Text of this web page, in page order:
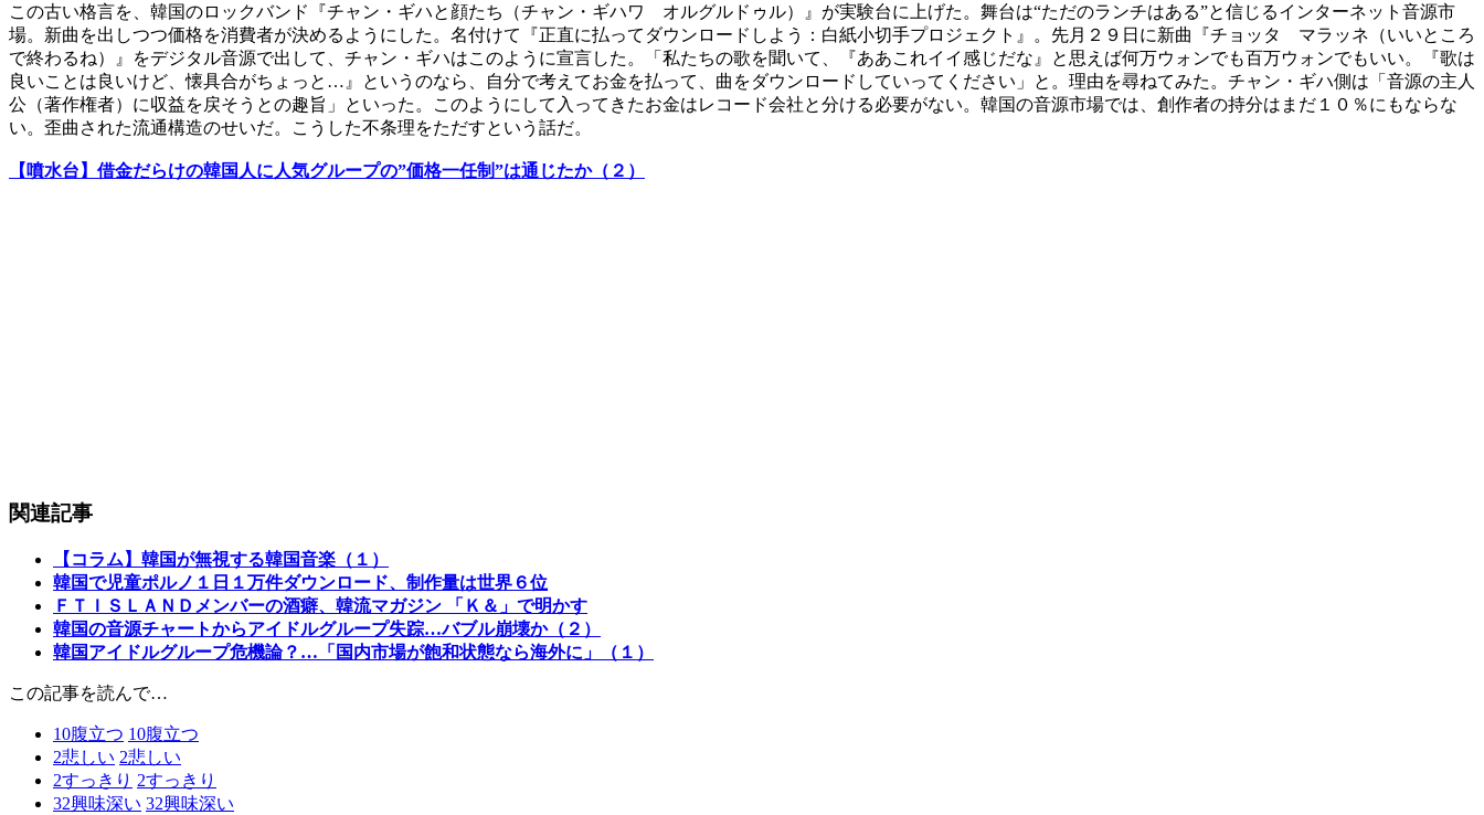
この古い格言を、韓国のロックバンド『チャン・ギハと顔たち（チャン・ギハワ オルグルドゥル）』が実験台に上げた。舞台は“ただのランチはある”と信じるインターネット音源市
場。新曲を出しつつ価格を消費者が決めるようにした。名付けて『正直に払ってダウンロードしよう：白紙小切手プロジェクト』。先月２９日に新曲『チョッタ マラッネ（いいところ
で終わるね）』をデジタル音源で出して、チャン・ギハはこのように宣言した。「私たちの歌を聞いて、『ああこれイイ感じだな』と思えば何万ウォンでも百万ウォンでもいい。『歌は
良いことは良いけど、懐具合がちょっと…』というのなら、自分で考えてお金を払って、曲をダウンロードしていってください」と。理由を尋ねてみた。チャン・ギハ側は「音源の主人
公（著作権者）に収益を戻そうとの趣旨」といった。このようにして入ってきたお金はレコード会社と分ける必要がない。韓国の音源市場では、創作者の持分はまだ１０％にもならな
い。歪曲された流通構造のせいだ。こうした不条理をただすという話だ。
【噴水台】借金だらけの韓国人に人気グループの”価格一任制”は通じたか（２）
関連記事
【コラム】韓国が無視する韓国音楽（１）
韓国で児童ポルノ１日１万件ダウンロード、制作量は世界６位
ＦＴＩＳＬＡＮＤメンバーの酒癖、韓流マガジン 「Ｋ＆」で明かす
韓国の音源チャートからアイドルグループ失踪…バブル崩壊か（２）
韓国アイドルグループ危機論？…「国内市場が飽和状態なら海外に」（１）
この記事を読んで…
10腹立つ 10腹立つ
2悲しい 2悲しい
2すっきり 2すっきり
32興味深い 32興味深い